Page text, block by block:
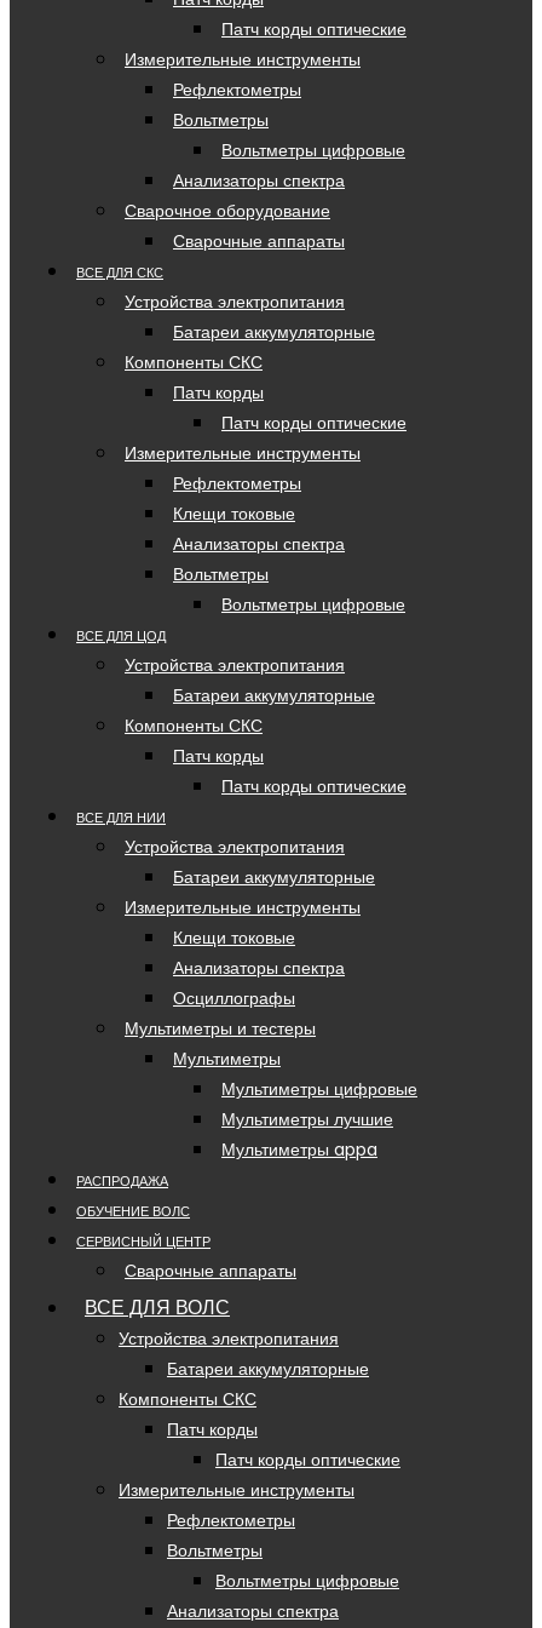
Патч корды оптические
Измерительные инструменты
Рефлектометры
Вольтметры
Вольтметры цифровые
Анализаторы спектра
Сварочное оборудование
Сварочные аппараты
ВСЕ ДЛЯ СКС
Устройства электропитания
Батареи аккумуляторные
Компоненты СКС
Патч корды
Патч корды оптические
Измерительные инструменты
Рефлектометры
Клещи токовые
Анализаторы спектра
Вольтметры
Вольтметры цифровые
ВСЕ ДЛЯ ЦОД
Устройства электропитания
Батареи аккумуляторные
Компоненты СКС
Патч корды
Патч корды оптические
ВСЕ ДЛЯ НИИ
Устройства электропитания
Батареи аккумуляторные
Измерительные инструменты
Клещи токовые
Анализаторы спектра
Осциллографы
Мультиметры и тестеры
Мультиметры
Мультиметры цифровые
Мультиметры лучшие
Мультиметры appa
РАСПРОДАЖА
ОБУЧЕНИЕ ВОЛС
СЕРВИСНЫЙ ЦЕНТР
Сварочные аппараты
ВСЕ ДЛЯ ВОЛС
Устройства электропитания
Батареи аккумуляторные
Компоненты СКС
Патч корды
Патч корды оптические
Измерительные инструменты
Рефлектометры
Вольтметры
Вольтметры цифровые
Анализаторы спектра